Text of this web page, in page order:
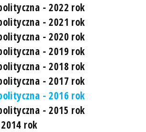
- 2022 rok
- 2021 rok
- 2020 rok
- 2019 rok
- 2018 rok
- 2017 rok
- 2016 rok
- 2015 rok
2014 rok